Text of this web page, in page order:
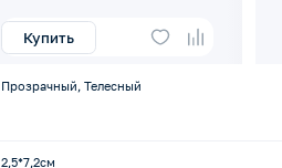
Купить
Прозрачный, Телесный
2,5*7,2см